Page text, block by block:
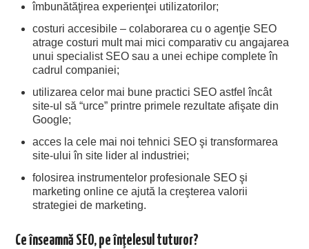
îmbunătăţirea experienţei utilizatorilor;
costuri accesibile – colaborarea cu o agenţie SEO
atrage costuri mult mai mici comparativ cu angajarea
unui specialist SEO sau a unei echipe complete în
cadrul companiei;
utilizarea celor mai bune practici SEO astfel încât
site-ul să “urce” printre primele rezultate afişate din
Google;
acces la cele mai noi tehnici SEO şi transformarea
site-ului în site lider al industriei;
folosirea instrumentelor profesionale SEO şi
marketing online ce ajută la creşterea valorii
strategiei de marketing.
Ce înseamnă SEO, pe înţelesul tuturor?